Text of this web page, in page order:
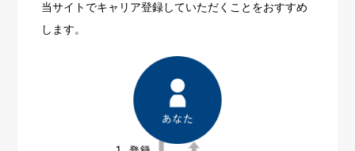
当サイトでキャリア登録していただくことをおすすめ
します。